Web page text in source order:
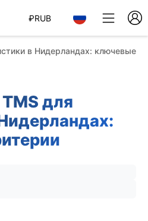
₽RUB
в Нидерландах: ключевые
для